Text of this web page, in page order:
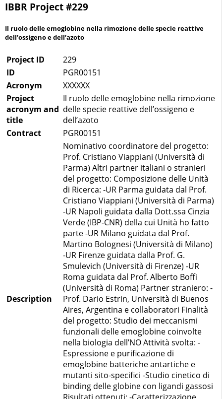
IBBR Project #229
Il ruolo delle emoglobine nella rimozione delle specie reattive
dell’ossigeno e dell’azoto
Project ID
229
ID
PGR00151
Acronym
XXXXXX
Project
acronym and
title
Il ruolo delle emoglobine nella rimozione
delle specie reattive dell’ossigeno e
dell’azoto
Contract
PGR00151
Description
Nominativo coordinatore del progetto:
Prof. Cristiano Viappiani (Università di
Parma) Altri partner italiani o stranieri
del progetto: Composizione delle Unità
di Ricerca: -UR Parma guidata dal Prof.
Cristiano Viappiani (Università di Parma)
-UR Napoli guidata dalla Dott.ssa Cinzia
Verde (IBP-CNR) della cui Unità ho fatto
parte -UR Milano guidata dal Prof.
Martino Bolognesi (Università di Milano)
-UR Firenze guidata dalla Prof. G.
Smulevich (Università di Firenze) -UR
Roma guidata dal Prof. Alberto Boffi
(Università di Roma) Partner straniero: -
Prof. Dario Estrin, Università di Buenos
Aires, Argentina e collaboratori Finalità
del progetto: Studio dei meccanismi
funzionali delle emoglobine coinvolte
nella biologia dell’NO Attività svolta: -
Espressione e purificazione di
emoglobine batteriche antartiche e
mutanti sito-specifici -Studio cinetico di
binding delle globine con ligandi gassosi